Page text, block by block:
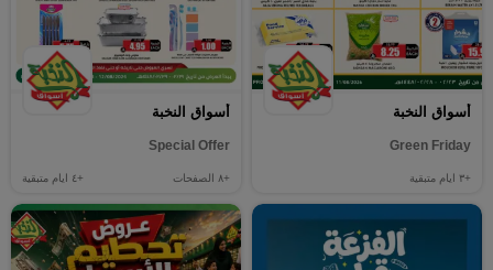
أسواق النخبة
Green Friday
+٣ ايام متبقية
أسواق النخبة
Special Offer
+٨ الصفحات +٤ ايام متبقية